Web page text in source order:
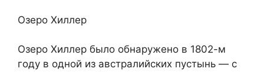
Озеро Хиллер
Озеро Хиллер было обнаружено в 1802-м
году в одной из австралийских пустынь — с